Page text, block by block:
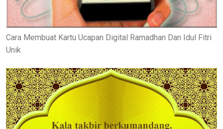
Cara Membuat Kartu Ucapan Digital Ramadhan Dan Idul Fitri
Unik